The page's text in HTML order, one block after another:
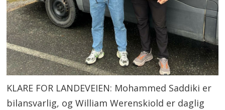
KLARE FOR LANDEVEIEN: Mohammed Saddiki er
bilansvarlig, og William Werenskiold er daglig